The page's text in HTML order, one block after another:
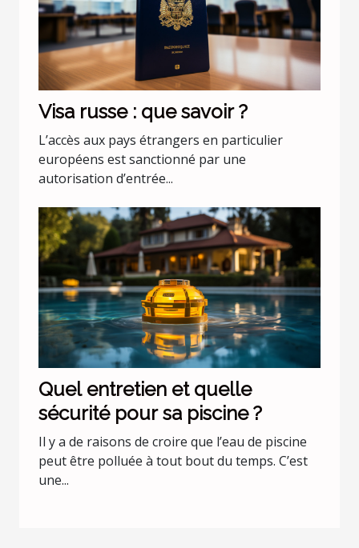
Visa russe : que savoir ?
L’accès aux pays étrangers en particulier
européens est sanctionné par une
autorisation d’entrée...
Quel entretien et quelle
sécurité pour sa piscine ?
Il y a de raisons de croire que l’eau de piscine
peut être polluée à tout bout du temps. C’est
une...